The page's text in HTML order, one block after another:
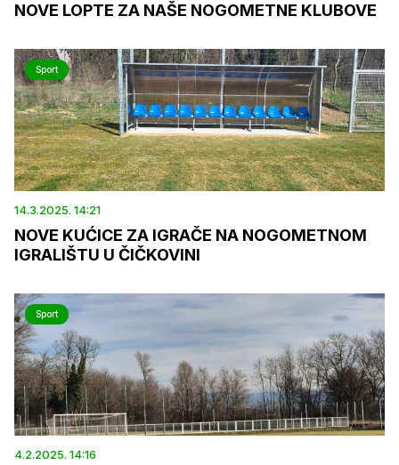
NOVE LOPTE ZA NAŠE NOGOMETNE KLUBOVE
Sport
14.3.2025. 14:21
NOVE KUĆICE ZA IGRAČE NA NOGOMETNOM
IGRALIŠTU U ČIČKOVINI
Sport
4.2.2025. 14:16